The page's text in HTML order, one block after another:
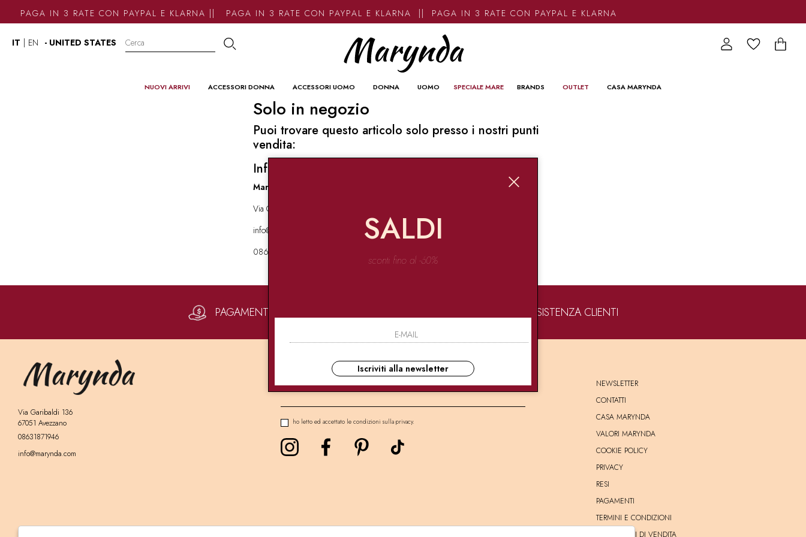
PAGA IN 3 RATE CON PAYPAL E KLARNA || PAGA IN 3 RATE CON PAYPAL E KLARNA || PAGA IN 3 RATE CON PAYPAL E KLARNA
IT EN - UNITED STATES
NUOVI ARRIVI ACCESSORI DONNA ACCESSORI UOMO DONNA UOMO SPECIALE MARE BRANDS OUTLET CASA MARYNDA
Solo in negozio
Puoi trovare questo articolo solo presso i nostri punti
vendita:
Info contatti
Marynda
Via Garibaldi 136 67051 Avezzano
info@marynda.com
08631871946
PAGAMENTI SICURI ASSISTENZA CLIENTI
Via Garibaldi 136
67051 Avezzano
08631871946
info@marynda.com
NEWSLETTER
ho letto ed accettato le condizioni sulla privacy.
NEWSLETTER
CONTATTI
CASA MARYNDA
VALORI MARYNDA
COOKIE POLICY
PRIVACY
RESI
PAGAMENTI
TERMINI E CONDIZIONI
CONDIZIONI DI VENDITA
SALDI
sconti fino al -60%
Iscriviti alla newsletter